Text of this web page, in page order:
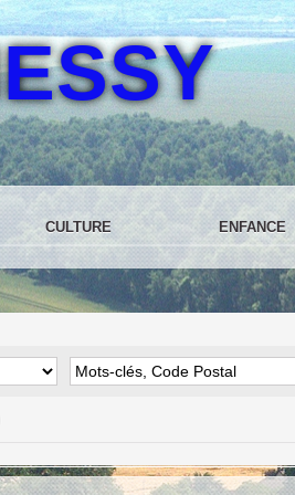
CULTURE ENFANCE